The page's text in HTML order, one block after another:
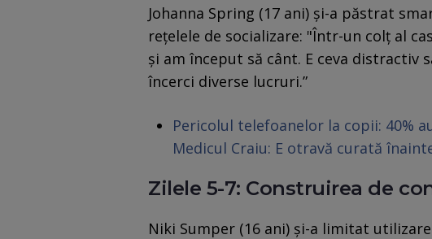
Johanna Spring (17 ani) și-a păstrat
rețelele de socializare: "Într-un colț al
și am început să cânt. E ceva distractiv
încerci diverse lucruri.”
Pericolul telefoanelor la copii: 40%
Medicul Craiu: E otravă curată
Zilele 5-7: Construirea de
Niki Sumper (16 ani) și-a limitat